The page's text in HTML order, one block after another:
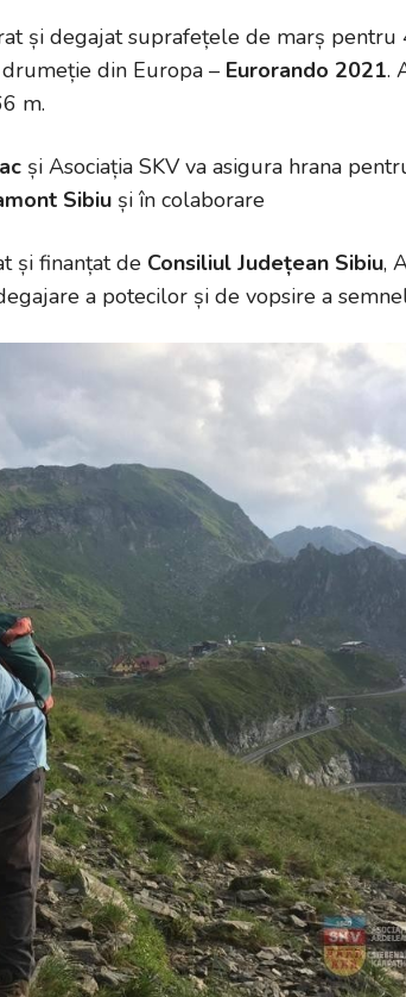
și degajat suprafețele de marș pentru
din Europa – Eurorando 2021.
m.
și Asociația SKV va asigura hrana
Sibiu și în colaborare
și finanțat de Consiliul Județean Sibiu,
a potecilor și de vopsire a